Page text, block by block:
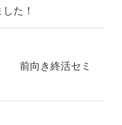
た！
前向き終活セミ